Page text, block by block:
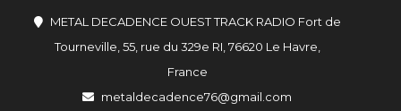
METAL DECADENCE OUEST TRACK RADIO Fort de
Tourneville, 55, rue du 329e RI, 76620 Le Havre,
France
metaldecadence76@gmail.com